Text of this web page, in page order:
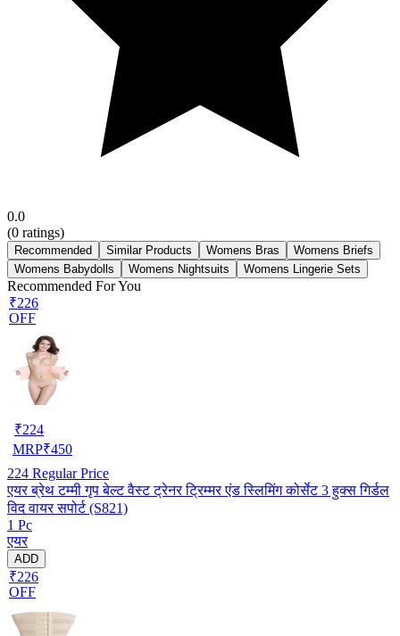
0.0
(0 ratings)
Recommended Similar Products Womens Bras
Womens Briefs
Womens Babydolls
Womens Nightsuits Womens Lingerie Sets
Recommended For You
₹226
OFF
₹224
MRP₹450
224 Regular Price
एयर ब्रेथ टम्मी गृप बेल्ट वैस्ट ट्रेनर ट्रिम्मर एंड स्लिमिंग कोर्सेट 3 हुक्स गिर्डल
विद वायर सपोर्ट (S821)
1 Pc
एयर
ADD
₹226
OFF